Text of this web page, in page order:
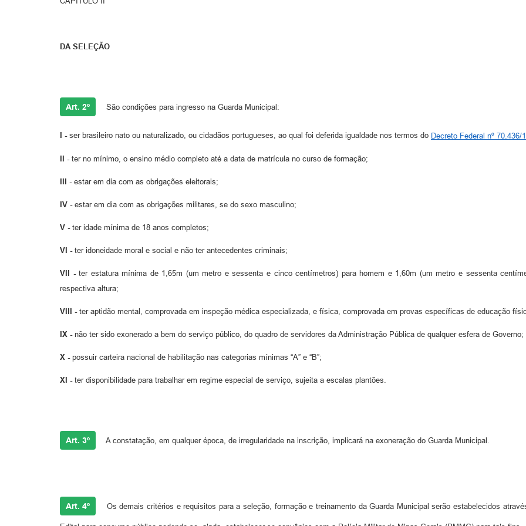
DA SELEÇÃO
Art. 2º São condições para ingresso na Guarda Municipal:
I -ser brasileiro nato ou naturalizado, ou cidadãos portugueses, ao qual foi deferida igualdade nos termos do Decreto Federal nº 70.436/
II -ter no mínimo, o ensino médio completo até a data de matrícula no curso de formação;
III -estar em dia com as obrigações eleitorais;
IV - estar em dia com as obrigações militares, se do sexo masculino;
V - ter idade mínima de 18 anos completos;
VI -ter idoneidade moral e social e não ter antecedentes criminais;
VII -ter estatura mínima de 1,65m (um metro e sessenta e cinco centímetros) para homem e 1,60m (um metro e sessenta
respectiva altura;
VIII -ter aptidão mental, comprovada em inspeção médica especializada, e física, comprovada em provas específicas de educação
IX -não ter sido exonerado a bem do serviço público, do quadro de servidores da Administração Pública de qualquer esfera de Governo;
X -possuir carteira nacional de habilitação nas categorias mínimas “A” e “B”;
XI -ter disponibilidade para trabalhar em regime especial de serviço, sujeita a escalas plantões.
Art. 3º A constatação, em qualquer época, de irregularidade na inscrição, implicará na exoneração do Guarda Municipal.
Art. 4º Os demais critérios e requisitos para a seleção, formação e treinamento da Guarda Municipal serão estabelecidos